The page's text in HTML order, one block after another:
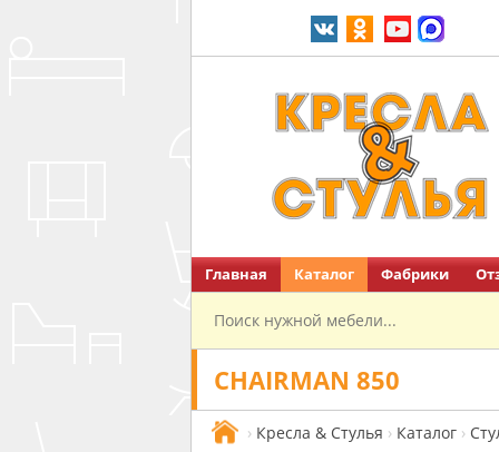
Главная Каталог Фабрики
CHAIRMAN 850
› Кресла & Стулья › Каталог ›